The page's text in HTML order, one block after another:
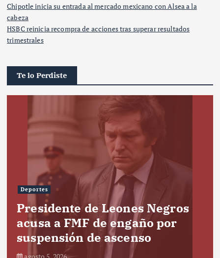
Chipotle inicia su entrada al mercado mexicano con Alsea a la
cabeza
HSBC reinicia recompra de acciones tras superar resultados
trimestrales
Te lo Perdiste
Deportes
Presidente de Leones Negros
acusa a FMF de engaño por
suspensión de ascenso